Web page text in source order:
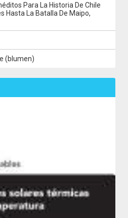
Para La Historia De Chile
Hasta La Batalla De Maipo,
(blumen)